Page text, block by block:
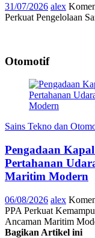
31/07/2026 alex
Perkuat Pengelolaan
Otomotif
Sains Tekno dan
Pengadaan
Pertahanan
Maritim Modern
06/08/2026 alex
PPA Perkuat
Ancaman Maritim
Bagikan Artikel ini